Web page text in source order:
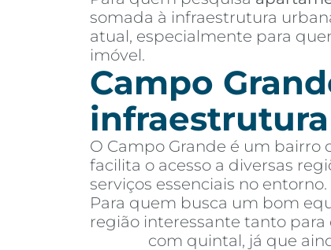
somada à infraestrutura
atual, especialmente para
imóvel.
Campo
infraestrutura
O Campo Grande é um bairro
facilita o acesso a diversas
serviços essenciais no entorno.
Para quem busca um bom
região interessante tanto
com quintal, já que